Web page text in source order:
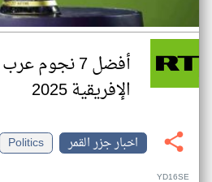
أفضل 7
الإفريقية 2025
اخبار جزر القمر
Politics
YD16SE